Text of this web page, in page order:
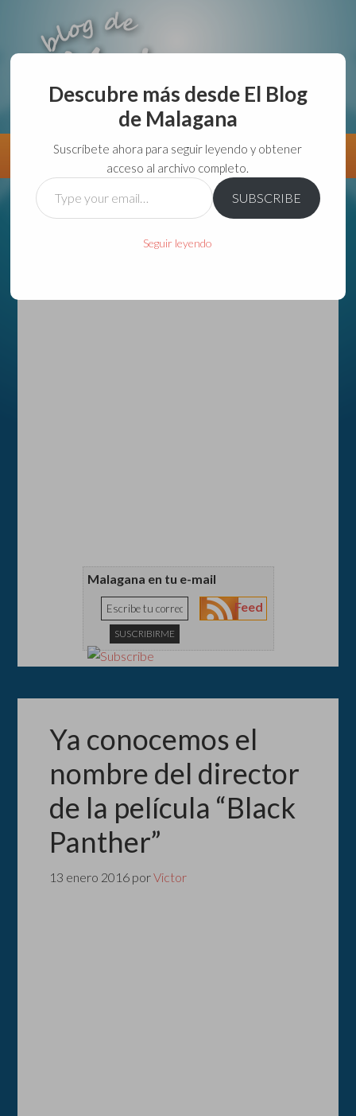
aunque lo haga de malas lo hago....
Información Directorio VivirGuadalajara
Malagana en tu e-mail
Feed
Ya conocemos el
nombre del director
de la película “Black
Panther”
13 enero 2016 porVictor
Descubre más desde El Blog
de Malagana
Suscríbete ahora para seguir leyendo y obtener
acceso al archivo completo.
Type
your
SUBSCRIBE
Seguir leyendo